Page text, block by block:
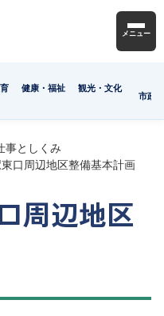
メニュー
健康・福祉
観光・文化
市政
事としくみ
東口周辺地区整備基本計画
周辺地区